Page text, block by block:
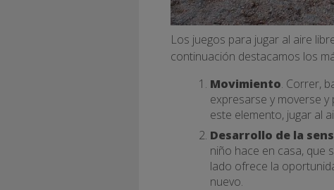
Los juegos para jugar al aire
continuación destacamos los
Movimiento. Correr,
expresarse y moverse
este elemento, jugar al
Desarrollo de la
niño hace en casa, que
lado ofrece la
nuevo.